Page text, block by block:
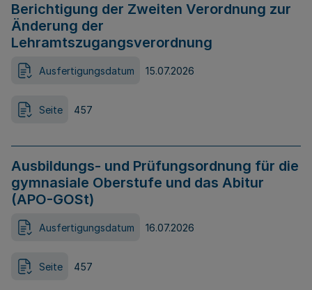
Berichtigung der Zweiten Verordnung zur
Änderung der
Lehramtszugangsverordnung
Ausfertigungsdatum 15.07.2026
Seite 457
Ausbildungs- und Prüfungsordnung für die
gymnasiale Oberstufe und das Abitur
(APO-GOSt)
Ausfertigungsdatum 16.07.2026
Seite 457